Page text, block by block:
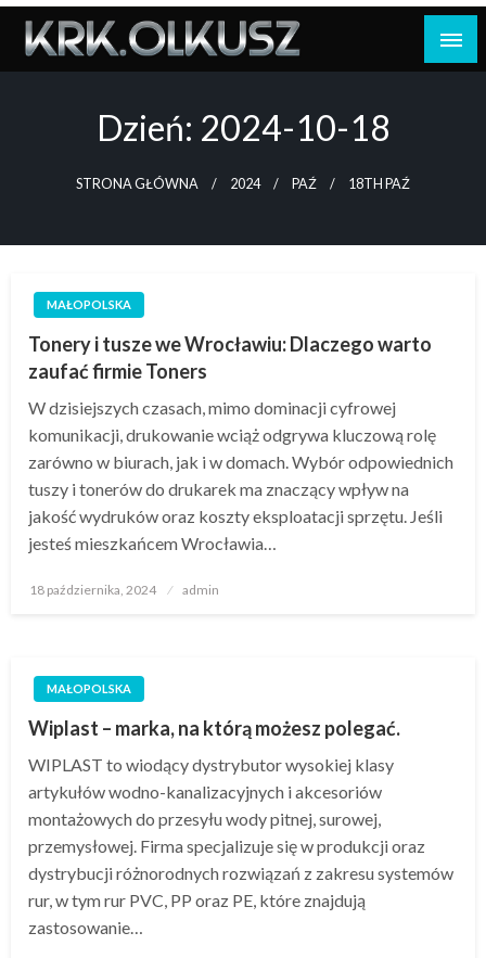
Skip
content
Dzień: 2024-10-18
STRONA GŁÓWNA 2024 PAŹ 18TH PAŹ
MAŁOPOLSKA
Tonery i tusze we Wrocławiu: Dlaczego warto
zaufać firmie Toners
W dzisiejszych czasach, mimo dominacji cyfrowej
komunikacji, drukowanie wciąż odgrywa kluczową rolę
zarówno w biurach, jak i w domach. Wybór odpowiednich
tuszy i tonerów do drukarek ma znaczący wpływ na
jakość wydruków oraz koszty eksploatacji sprzętu. Jeśli
jesteś mieszkańcem Wrocławia…
Opublikowane
18 października, 2024 admin
MAŁOPOLSKA
Wiplast – marka, na którą możesz polegać.
WIPLAST to wiodący dystrybutor wysokiej klasy
artykułów wodno-kanalizacyjnych i akcesoriów
montażowych do przesyłu wody pitnej, surowej,
przemysłowej. Firma specjalizuje się w produkcji oraz
dystrybucji różnorodnych rozwiązań z zakresu systemów
rur, w tym rur PVC, PP oraz PE, które znajdują
zastosowanie…